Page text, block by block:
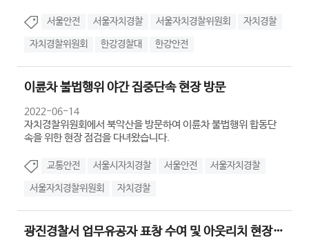
서울안전 서울자치경찰 서울자치경찰위원회 자치경찰
자치경찰위원회 한강경찰대 한강안전
이륜차 불법행위 야간 집중단속 현장 방문
2022-06-14
자치경찰위원회에서 북악산을 방문하여 이륜차 불법행위 합동단
속을 위한 현장 점검을 다녀왔습니다.
교통안전 서울시자치경찰 서울안전 서울자치경찰
서울자치경찰위원회 자치경찰
광진경찰서 업무유공자 표창 수여 및 아웃리치 현장방문